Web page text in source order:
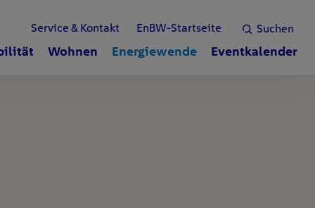
Suchen
Service & Kontakt EnBW-Startseite
Wohnen Energiewende Eventkalender